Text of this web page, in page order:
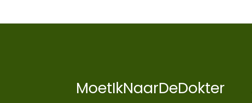
MoetIkNaarDeDokter